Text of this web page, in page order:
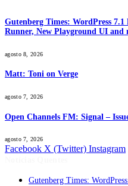
Gutenberg Times: WordPress
Runner, New Playground UI
agosto 8, 2026
Matt: Toni on Verge
agosto 7, 2026
Open Channels FM: Signal –
agosto 7, 2026
Facebook X (Twitter) Instagram
Gutenberg Times: